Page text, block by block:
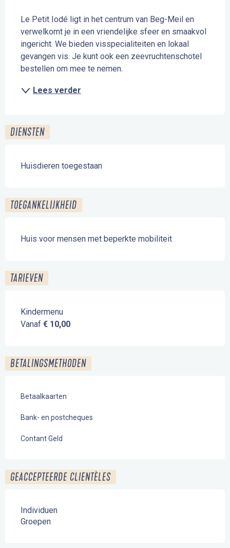
Le Petit Iodé ligt in het centrum van Beg-Meil en
verwelkomt je in een vriendelijke sfeer en smaakvol
ingericht. We bieden visspecialiteiten en lokaal
gevangen vis. Je kunt ook een zeevruchtenschotel
bestellen om mee te nemen.
Lees verder
DIENSTEN
Huisdieren toegestaan
TOEGANKELIJKHEID
Huis voor mensen met beperkte mobiliteit
TARIEVEN
Kindermenu
Vanaf € 10,00
BETALINGSMETHODEN
Betaalkaarten
Bank- en postcheques
Contant Geld
GEACCEPTEERDE CLIENTÈLES
Individuen
Groepen